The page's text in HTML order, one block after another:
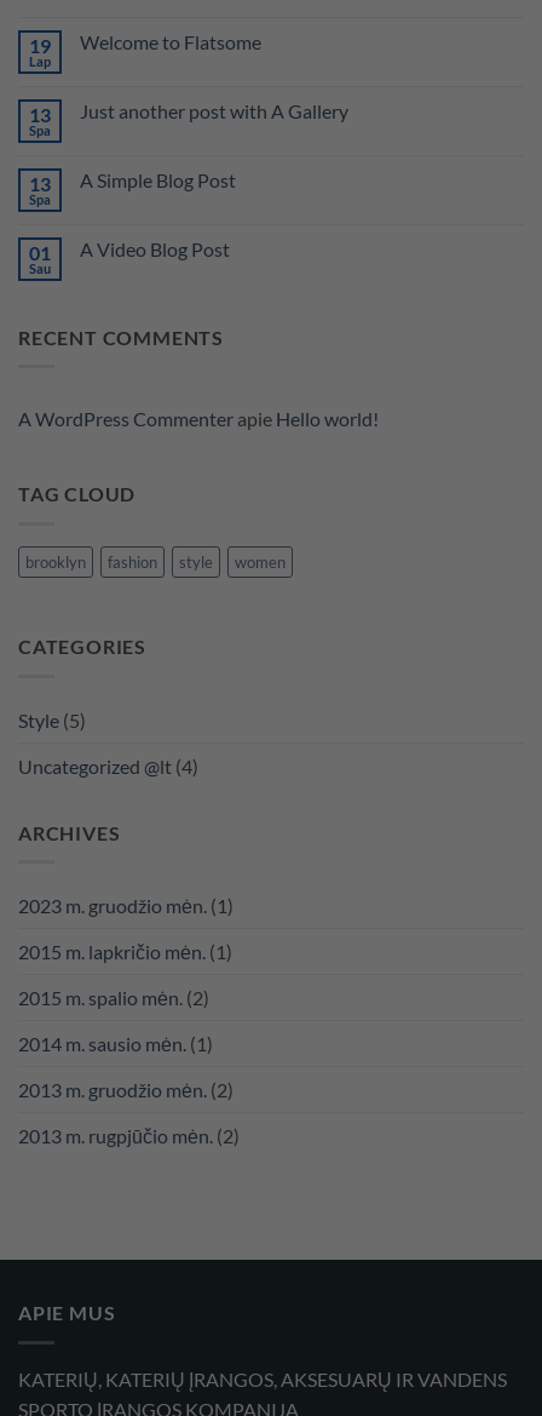
19
Lap
Welcome to Flatsome
Welcome
13
Spa
Just another post with A Gallery
Just
A
Gallery
13
Spa
A Simple Blog Post
A
01
Sau
A Video Blog Post
Video
RECENT COMMENTS
A WordPress Commenter apie Hello world!
TAG CLOUD
brooklyn fashion style women
CATEGORIES
Style (5)
Uncategorized @lt (4)
ARCHIVES
2023 m. gruodžio mėn. (1)
2015 m. lapkričio mėn. (1)
2015 m. spalio mėn. (2)
2014 m. sausio mėn. (1)
2013 m. gruodžio mėn. (2)
2013 m. rugpjūčio mėn. (2)
APIE MUS
KATERIŲ, KATERIŲ ĮRANGOS, AKSESUARŲ IR VANDENS
SPORTO ĮRANGOS KOMPANIJA